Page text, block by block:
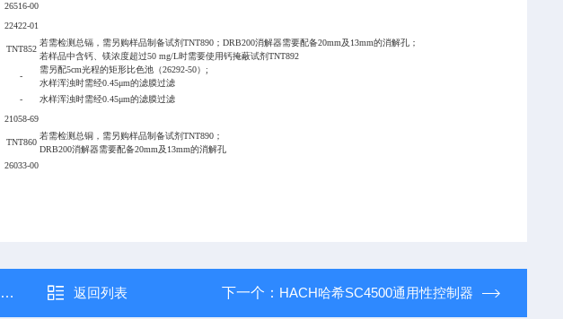
26516-00
22422-01
TNT852
若需检测总镉，需另购样品制备试剂TNT890；DRB200消解器需要配备20mm及13mm的消解孔；
若样品中含钙、镁浓度超过50 mg/L时需要使用钙掩蔽试剂TNT892
-
需另配5cm光程的矩形比色池（26292-50）;
水样浑浊时需经0.45μm的滤膜过滤
-
水样浑浊时需经0.45μm的滤膜过滤
21058-69
TNT860
若需检测总铜，需另购样品制备试剂TNT890；
DRB200消解器需要配备20mm及13mm的消解孔
26033-00
返回列表 下一个： HACH哈希SC4500通用性控制器